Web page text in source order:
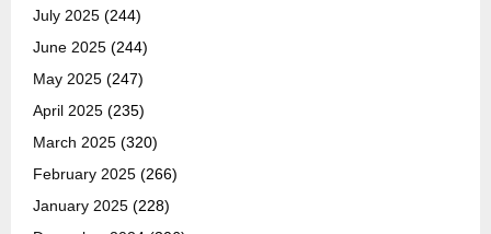
July 2025 (244)
June 2025 (244)
May 2025 (247)
April 2025 (235)
March 2025 (320)
February 2025 (266)
January 2025 (228)